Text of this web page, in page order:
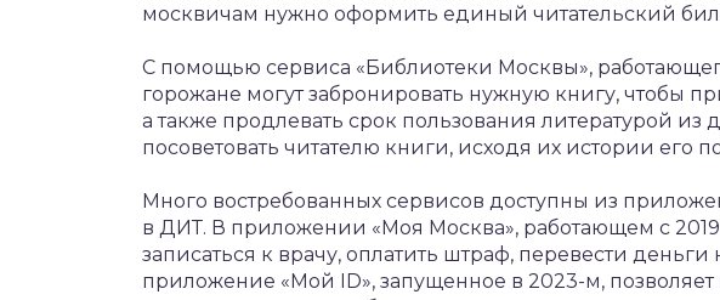
москвичам нужно оформить единый читательский
С помощью сервиса «Библиотеки Москвы»,
горожане могут забронировать нужную книгу, чтобы
а также продлевать срок пользования литературой из
посоветовать читателю книги, исходя их истории его
Много востребованных сервисов доступны из
в ДИТ. В приложении «Моя Москва», работающем с
записаться к врачу, оплатить штраф, перевести деньги
приложение «Мой ID», запущенное в 2023-м, позволяет